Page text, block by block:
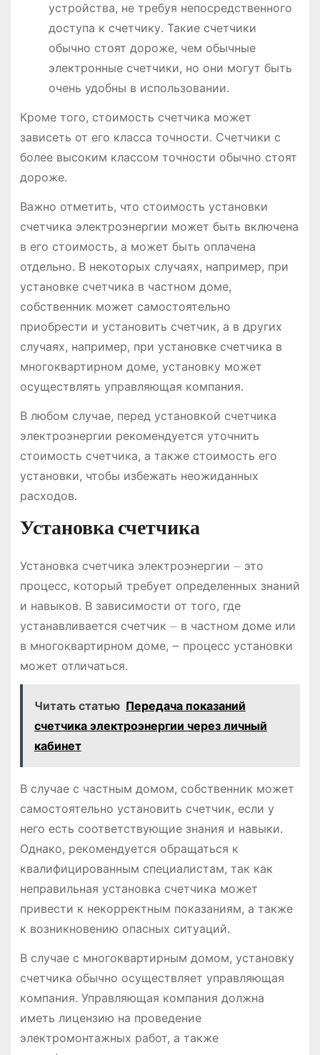
устройства, не требуя непосредственного
доступа к счетчику․ Такие счетчики
обычно стоят дороже, чем обычные
электронные счетчики, но они могут быть
очень удобны в использовании․
Кроме того, стоимость счетчика может
зависеть от его класса точности․ Счетчики с
более высоким классом точности обычно стоят
дороже․
Важно отметить, что стоимость установки
счетчика электроэнергии может быть включена
в его стоимость, а может быть оплачена
отдельно․ В некоторых случаях, например, при
установке счетчика в частном доме,
собственник может самостоятельно
приобрести и установить счетчик, а в других
случаях, например, при установке счетчика в
многоквартирном доме, установку может
осуществлять управляющая компания․
В любом случае, перед установкой счетчика
электроэнергии рекомендуется уточнить
стоимость счетчика, а также стоимость его
установки, чтобы избежать неожиданных
расходов․
Установка счетчика
Установка счетчика электроэнергии ⏤ это
процесс, который требует определенных знаний
и навыков․ В зависимости от того, где
устанавливается счетчик ⏤ в частном доме или
в многоквартирном доме, ౼ процесс установки
может отличаться․
Читать статью Передача показаний
счетчика электроэнергии через личный
кабинет
В случае с частным домом, собственник может
самостоятельно установить счетчик, если у
него есть соответствующие знания и навыки․
Однако, рекомендуется обращаться к
квалифицированным специалистам, так как
неправильная установка счетчика может
привести к некорректным показаниям, а также
к возникновению опасных ситуаций․
В случае с многоквартирным домом, установку
счетчика обычно осуществляет управляющая
компания․ Управляющая компания должна
иметь лицензию на проведение
электромонтажных работ, а также